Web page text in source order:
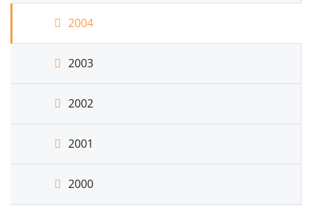
2004
2003
2002
2001
2000